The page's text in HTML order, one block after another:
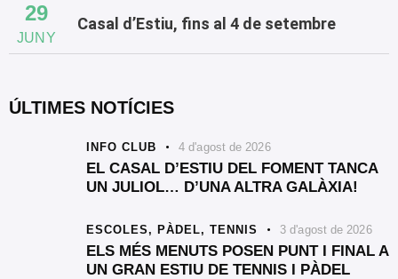
29
JUNY
Casal d’Estiu, fins al 4 de setembre
ÚLTIMES NOTÍCIES
INFO CLUB 4 d'agost de 2026
EL CASAL D’ESTIU DEL FOMENT TANCA
UN JULIOL… D’UNA ALTRA GALÀXIA!
ESCOLES, PÀDEL, TENNIS 3 d'agost de 2026
ELS MÉS MENUTS POSEN PUNT I FINAL A
UN GRAN ESTIU DE TENNIS I PÀDEL